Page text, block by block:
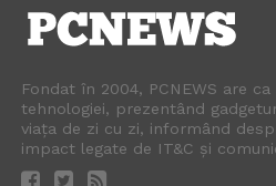
Fondat în 2004, PCNEWS are
tehnologiei, prezentând
viața de zi cu zi, informând
impact legate de IT&C și